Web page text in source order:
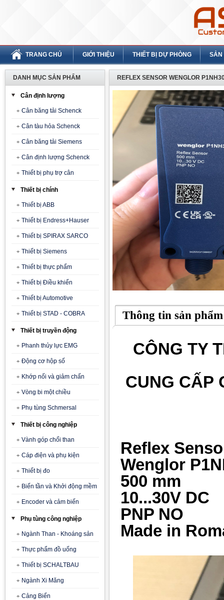
TRANG CHỦ GIỚI THIỆU THIẾT BỊ DỰ PHÒNG SẢN
DANH MỤC SẢN PHẨM
Cân định lượng
Cân băng tải Schenck
Cân tàu hỏa Schenck
Cân băng tải Siemens
Cân định lượng Schenck
Thiết bị phụ trợ cân
Thiết bị chính
Thiết bị ABB
Thiết bị Endress+Hauser
Thiết bị SPIRAX SARCO
Thiết bị Siemens
Thiết bị thực phẩm
Thiết bị Điều khiển
Thiết bị Automotive
Thiết bị STAD - COBRA
Thiết bị truyền động
Phanh thủy lực EMG
Động cơ hộp số
Khớp nối và giảm chấn
Vòng bi một chiều
Phụ tùng Schmersal
Thiết bị công nghiệp
Vành góp chổi than
Cáp điện và phụ kiện
Thiết bị đo
Biến tần và Khởi động mềm
Encoder và cảm biến
Phụ tùng công nghiệp
Ngành Than - Khoáng sản
Thực phẩm đồ uống
Thiết bị SCHALTBAU
Ngành Xi Măng
Cảng Biển
REFLEX SENSOR WENGLOR
Thông tin sản phẩm
CÔNG TY
CUNG CẤP
Reflex
Wenglor
500 mm
10...30V DC
PNP NO
Made in